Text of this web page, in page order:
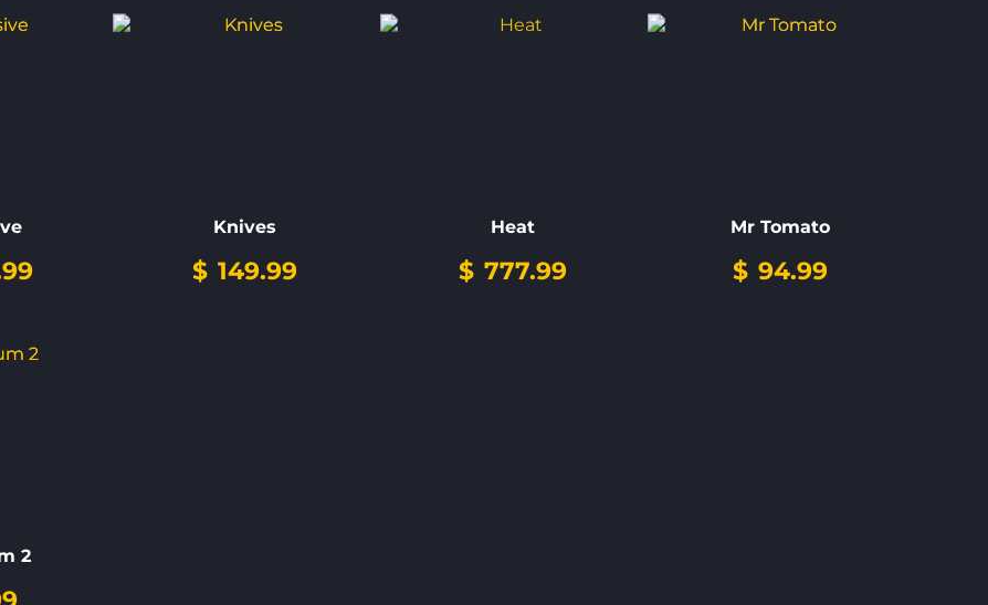
Knives
$ 149.99
Heat
$ 777.99
Mr Tomato
$ 94.99
2